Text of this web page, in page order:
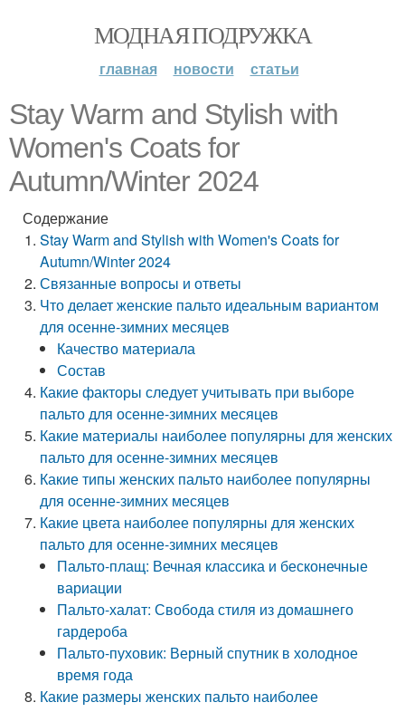
МОДНАЯ ПОДРУЖКА
главная новости статьи
Stay Warm and Stylish with
Women's Coats for
Autumn/Winter 2024
Содержание
Stay Warm and Stylish with Women's Coats for
Autumn/Winter 2024
Связанные вопросы и ответы
Что делает женские пальто идеальным вариантом
для осенне-зимних месяцев
Качество материала
Состав
Какие факторы следует учитывать при выборе
пальто для осенне-зимних месяцев
Какие материалы наиболее популярны для женских
пальто для осенне-зимних месяцев
Какие типы женских пальто наиболее популярны
для осенне-зимних месяцев
Какие цвета наиболее популярны для женских
пальто для осенне-зимних месяцев
Пальто-плащ: Вечная классика и бесконечные
вариации
Пальто-халат: Свобода стиля из домашнего
гардероба
Пальто-пуховик: Верный спутник в холодное
время года
Какие размеры женских пальто наиболее